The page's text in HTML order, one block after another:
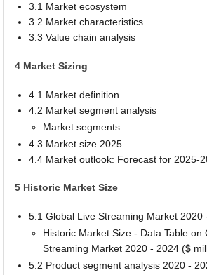
3.1 Market ecosystem
3.2 Market characteristics
3.3 Value chain analysis
4 Market Sizing
4.1 Market definition
4.2 Market segment analysis
Market segments
4.3 Market size 2025
4.4 Market outlook: Forecast for 2025-
5 Historic Market Size
5.1 Global Live Streaming Market 2020
Historic Market Size - Data Table on
Streaming Market 2020 - 2024 ($
5.2 Product segment analysis 2020 -